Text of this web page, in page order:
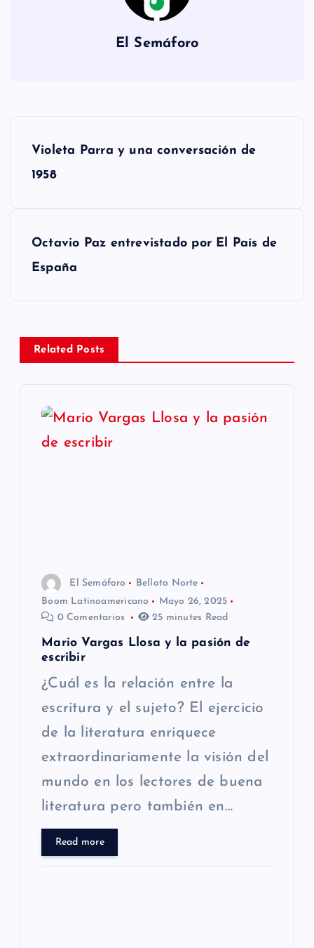
El Semáforo
c
Violeta Parra y una conversación de
1958
Octavio Paz entrevistado por El País de
España
Related Posts
El Semáforo
Belloto Norte
Boom Latinoamericano
Mayo 26, 2025
0 Comentarios
25 minutes Read
Mario Vargas Llosa y la pasión de
escribir
¿Cuál es la relación entre la
escritura y el sujeto? El ejercicio
de la literatura enriquece
extraordinariamente la visión del
mundo en los lectores de buena
literatura pero también en…
Read more